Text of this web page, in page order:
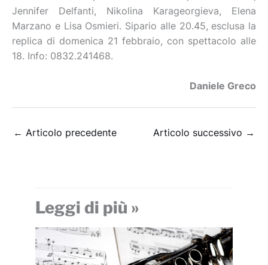
Jennifer Delfanti, Nikolina Karageorgieva, Elena
Marzano e Lisa Osmieri. Sipario alle 20.45, esclusa la
replica di domenica 21 febbraio, con spettacolo alle
18. Info: 0832.241468.
Daniele Greco
← Articolo precedente Articolo successivo →
Leggi di più »